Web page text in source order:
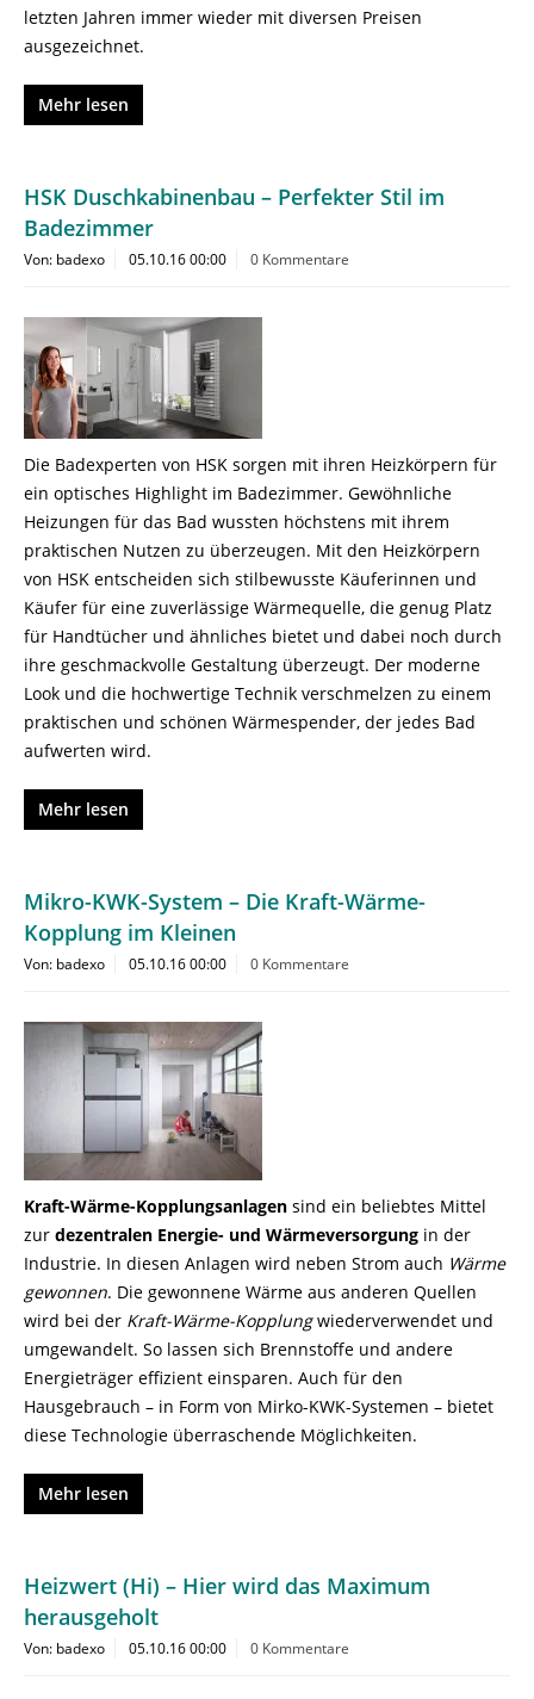
letzten Jahren immer wieder mit diversen Preisen
ausgezeichnet.
Mehr lesen
HSK Duschkabinenbau – Perfekter Stil im
Badezimmer
Von: badexo 05.10.16 00:00 0 Kommentare
Die Badexperten von HSK sorgen mit ihren Heizkörpern für
ein optisches Highlight im Badezimmer. Gewöhnliche
Heizungen für das Bad wussten höchstens mit ihrem
praktischen Nutzen zu überzeugen. Mit den Heizkörpern
von HSK entscheiden sich stilbewusste Käuferinnen und
Käufer für eine zuverlässige Wärmequelle, die genug Platz
für Handtücher und ähnliches bietet und dabei noch durch
ihre geschmackvolle Gestaltung überzeugt. Der moderne
Look und die hochwertige Technik verschmelzen zu einem
praktischen und schönen Wärmespender, der jedes Bad
aufwerten wird.
Mehr lesen
Mikro-KWK-System – Die Kraft-Wärme-
Kopplung im Kleinen
Von: badexo 05.10.16 00:00 0 Kommentare
Kraft-Wärme-Kopplungsanlagen sind ein beliebtes Mittel
zur dezentralen Energie- und Wärmeversorgung in der
Industrie. In diesen Anlagen wird neben Strom auch Wärme
gewonnen. Die gewonnene Wärme aus anderen Quellen
wird bei der Kraft-Wärme-Kopplungwiederverwendet und
umgewandelt. So lassen sich Brennstoffe und andere
Energieträger effizient einsparen. Auch für den
Hausgebrauch – in Form von Mirko-KWK-Systemen – bietet
diese Technologie überraschende Möglichkeiten.
Mehr lesen
Heizwert (Hi) – Hier wird das Maximum
herausgeholt
Von: badexo 05.10.16 00:00 0 Kommentare